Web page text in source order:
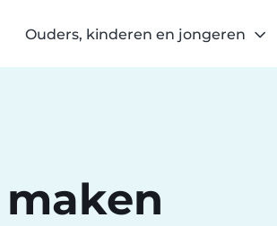
Ouders, kinderen en jongeren